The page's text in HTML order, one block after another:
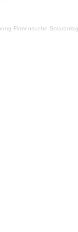
Firmensuche